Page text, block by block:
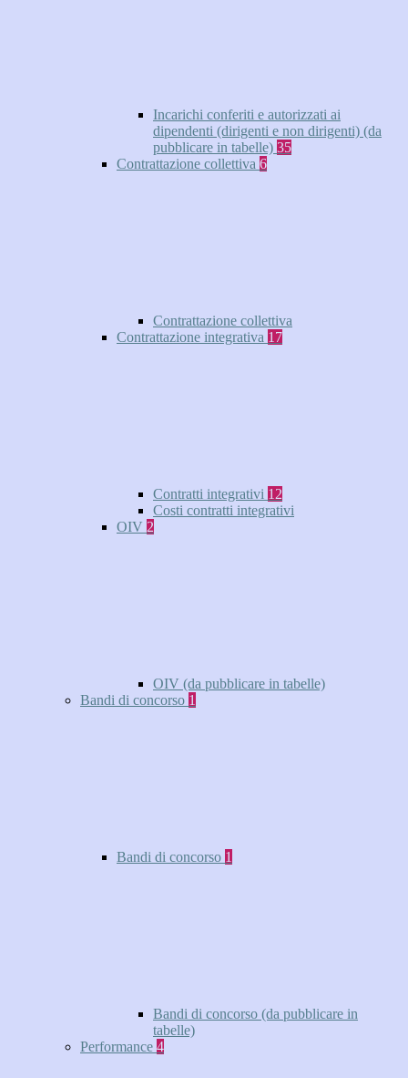
Incarichi conferiti e autorizzati ai
dipendenti (dirigenti e non dirigenti) (da
pubblicare in tabelle) 35
Contrattazione collettiva 6
Contrattazione collettiva
Contrattazione integrativa 17
Contratti integrativi 12
Costi contratti integrativi
OIV 2
OIV (da pubblicare in tabelle)
Bandi di concorso 1
Bandi di concorso 1
Bandi di concorso (da pubblicare in
tabelle)
Performance 4